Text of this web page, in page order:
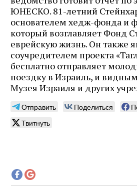
ЮНЕСКО. 81-летний
основателем хедж-фонда и
который возглавляет Фонд
еврейскую жизнь. Он также
соучредителем проекта
бесплатно отправляет
поездку в Израиль, и
Музея Израиля и других
Отправить Поделиться
Твитнуть